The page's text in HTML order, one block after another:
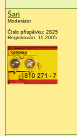
Šari
Moderátor
Číslo příspěvku: 2825
Registrován: 11-2005